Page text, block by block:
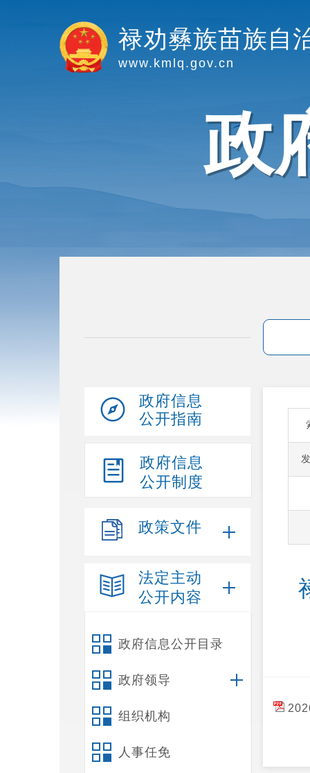
禄劝彝族苗族自
www.kmlq.gov.cn
政
政府信息
公开指南
政府信息
公开制度
政策文件
法定主动
公开内容
政府信息公开目录
政府领导
组织机构
人事任免